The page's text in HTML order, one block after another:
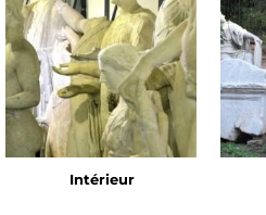
Intérieur